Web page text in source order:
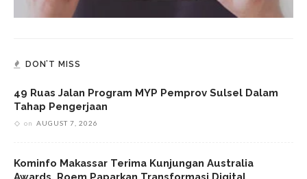
DON’T MISS
49 Ruas Jalan Program MYP Pemprov Sulsel Dalam
Tahap Pengerjaan
on AUGUST 7, 2026
Kominfo Makassar Terima Kunjungan Australia